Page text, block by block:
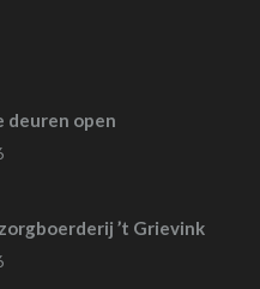
deuren open
’t Grievink